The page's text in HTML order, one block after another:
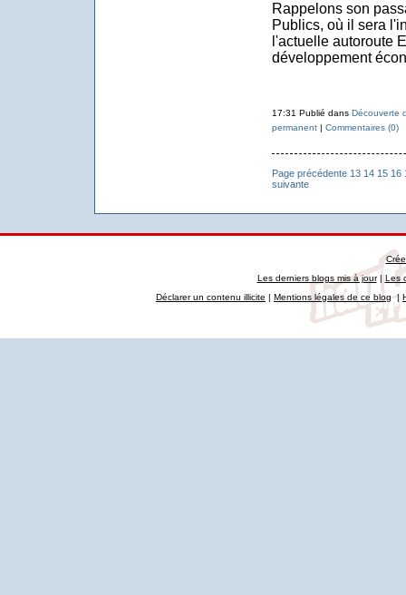
Rappelons son
Publics, où il sera
l'actuelle autoroute
développement
17:31 Publié dans Découverte
permanent| Commentaires (0)
Page précédente 13 14 15 16
suivante
Les derniers blogs mis à jour|Les
Déclarer un contenu illicite | Mentions légales de ce blog|